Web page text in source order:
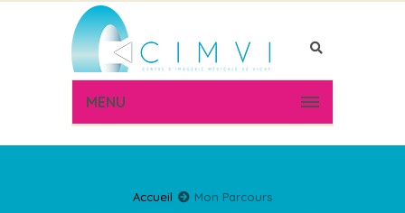
MENU
Accueil Mon Parcours